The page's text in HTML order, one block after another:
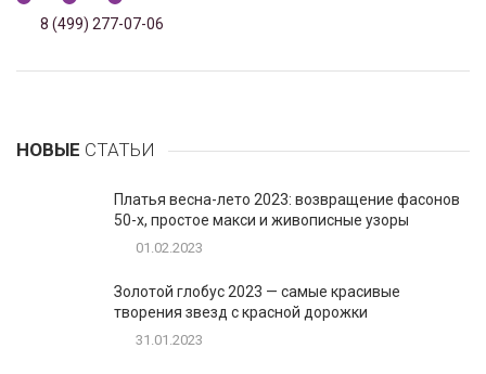
8 (499) 277-07-06
НОВЫЕ СТАТЬИ
Платья весна-лето 2023: возвращение фасонов
50-х, простое макси и живописные узоры
01.02.2023
Золотой глобус 2023 — самые красивые
творения звезд с красной дорожки
31.01.2023